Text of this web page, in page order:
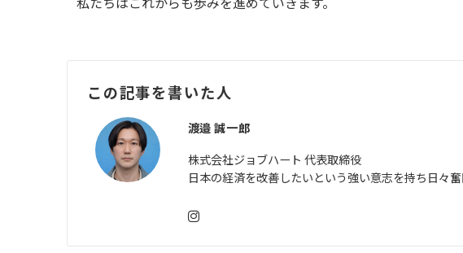
この記事を書いた人
渡邉 誠一郎
株式会社ジョブハート 代表取締役
日本の経済を改善したいという強い意志を持ち日々